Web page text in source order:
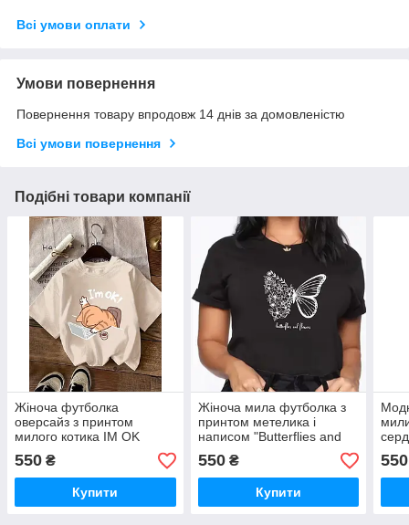
Всі умови оплати
Умови повернення
Повернення товару впродовж 14 днів за домовленістю
Всі умови повернення
Подібні товари компанії
Жіноча футболка
оверсайз з принтом
милого котика IM OK
550 ₴
Купити
Жіноча мила футболка з
принтом метелика і
написом "Butterflies and
flowers"
550₴
Купити
550